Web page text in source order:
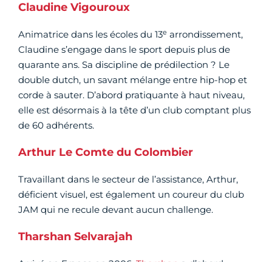
Claudine Vigouroux
Animatrice dans les écoles du 13e arrondissement,
Claudine s’engage dans le sport depuis plus de
quarante ans. Sa discipline de prédilection ? Le
double dutch, un savant mélange entre hip-hop et
corde à sauter. D’abord pratiquante à haut niveau,
elle est désormais à la tête d’un club comptant plus
de 60 adhérents.
Arthur Le Comte du Colombier
Travaillant dans le secteur de l’assistance, Arthur,
déficient visuel, est également un coureur du club
JAM qui ne recule devant aucun challenge.
Tharshan Selvarajah